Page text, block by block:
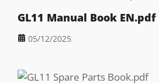
GL11 Manual Book EN.pdf
05/12/2025